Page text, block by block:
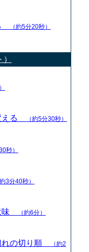
（約5分20秒）
える （約5分30秒）
秒）
約3分40秒）
味 （約6分）
れの切り順
（約2